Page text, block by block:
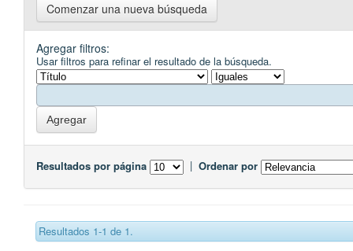
Comenzar una nueva búsqueda
Agregar filtros:
Usar filtros para refinar el resultado de la búsqueda.
Resultados por página | Ordenar por
Resultados 1-1 de 1.